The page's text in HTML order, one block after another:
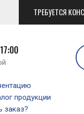
ТРЕБУЕТСЯ
продукции
заказ?